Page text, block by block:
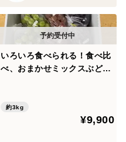
いろいろ食べられる！食べ比
べ、おまかせミックスぶどう
約3kg
¥9,900